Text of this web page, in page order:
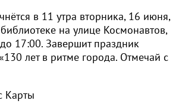
в 11 утра вторника, 16 июня,
на улице Космонавтов,
17:00. Завершит праздник
лет в ритме города. Отмечай с
Карты